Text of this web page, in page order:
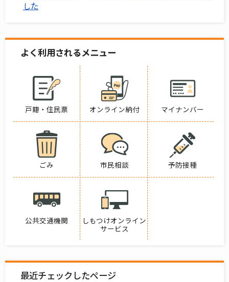
した
よく利用されるメニュー
戸籍・住民票 オンライン納付 マイナンバー
ごみ 市民相談 予防接種
公共交通機関
しもつけオンライン
サービス
最近チェックしたページ